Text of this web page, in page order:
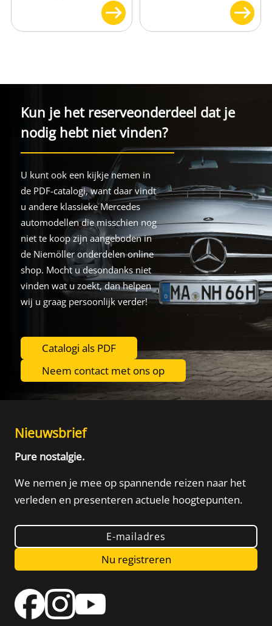
Kun je het reserveonderdeel dat je
nodig hebt niet vinden?
U kunt ook een kijkje nemen in
de PDF-catalogi, want daar vindt
u andere klassieke Mercedes
automodellen die misschien nog
niet te koop zijn aangeboden in
de Niemöller onderdelen online
shop. Mocht u desondanks niet
vinden wat u zoekt, dan helpen
wij u graag persoonlijk verder!
Catalogi als PDF
Neem contact met ons op
Nieuwsbrief
Pure nostalgie.
We nemen je mee op spannende reizen naar het
verleden en presenteren actuele hoogtepunten.
E-mailadres
Nu registreren